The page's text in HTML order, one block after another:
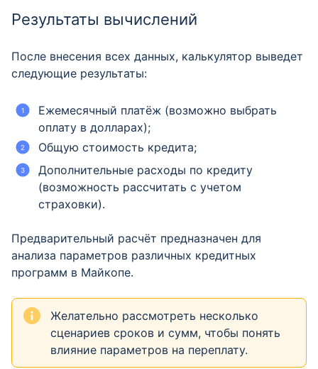
Результаты вычислений
После внесения всех данных, калькулятор выведет
следующие результаты:
Ежемесячный платёж (возможно выбрать
оплату в долларах);
Общую стоимость кредита;
Дополнительные расходы по кредиту
(возможность рассчитать с учетом
страховки).
Предварительный расчёт предназначен для
анализа параметров различных кредитных
программ в Майкопе.
Желательно рассмотреть несколько
сценариев сроков и сумм, чтобы понять
влияние параметров на переплату.